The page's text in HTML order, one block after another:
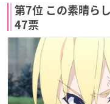
第7位 この素晴ら
47票